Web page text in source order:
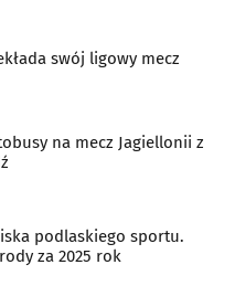
swój ligowy mecz
na mecz Jagiellonii z
podlaskiego sportu.
za 2025 rok